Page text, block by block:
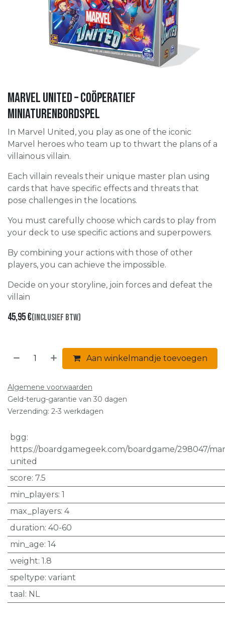
Marvel United – coöperatief
miniaturenbordspel
In Marvel United, you play as one of the iconic
Marvel heroes who team up to thwart the plans of a
villainous villain.
Each villain reveals their unique master plan using
cards that have specific effects and threats that
pose challenges in the locations.
You must carefully choose which cards to play from
your deck to use specific actions and superpowers.
By combining your actions with those of other
players, you can achieve the impossible.
Decide on your storyline, join forces and defeat the
villain
45,95€(Inclusief btw)
Aan winkelmandje toevoegen
Algemene voorwaarden
Geld-terug-garantie van 30 dagen
Verzending: 2-3 werkdagen
bgg:
https://boardgamegeek.com/boardgame/298047/
united
score: 7.5
min_players: 1
max_players: 4
duration: 40-60
min_age: 14
weight: 1.8
speltype: variant
taal : NL